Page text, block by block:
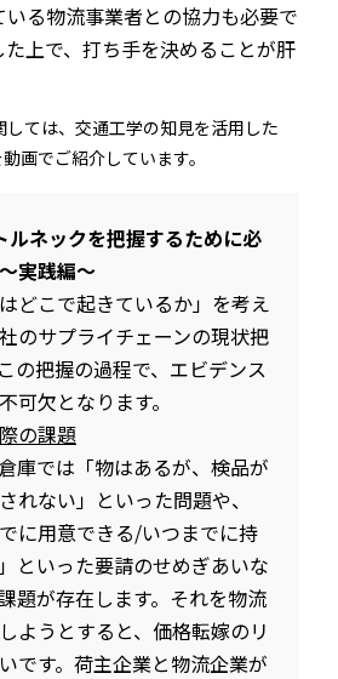
いる物流事業者との協力も必要で
上で、打ち手を決めることが肝
ては、交通工学の知見を活用した
画でご紹介しています。
ルネックを把握するために必
実践編～
どこで起きているか」を考え
のサプライチェーンの現状把
の把握の過程で、エビデンス
可欠となります。
の課題
庫では「物はあるが、検品が
れない」といった問題や、
に用意できる/いつまでに持
といった要請のせめぎあいな
題が存在します。それを物流
ようとすると、価格転嫁のリ
です。荷主企業と物流企業が